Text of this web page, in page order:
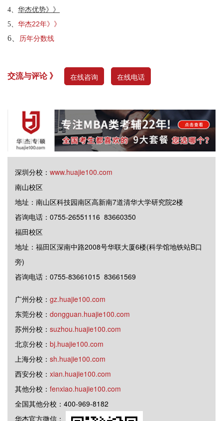
4、 华杰优势》》
5、 华杰22年》》
6、 历年分数线
交流与评论 》 在线咨询 在线电话
深圳分校： www.huajie100.com
南山校区
地址：南山区科技园南区高新南7道清华大学研究院2楼
咨询电话：0755-26551116 83660350
福田校区
地址：福田区深南中路2008号华联大厦6楼(科学馆地铁站B口
旁)
咨询电话：0755-83661015 83661569
广州分校： gz.huajie100.com
东莞分校： dongguan.huajie100.com
苏州分校： suzhou.huajie100.com
北京分校： bj.huajie100.com
上海分校： sh.huajie100.com
西安分校： xian.huajie100.com
其他分校： fenxiao.huajie100.com
全国其他分校：400-969-8182
华杰官方微信：